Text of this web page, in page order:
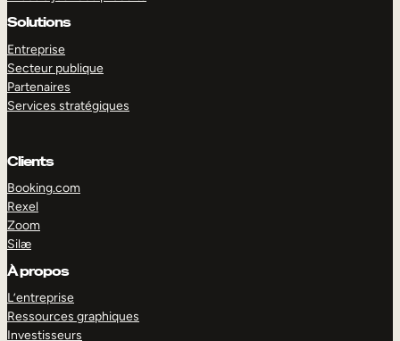
Solutions
Entreprise
Secteur publique
Partenaires
Services stratégiques
Clients
Booking.com
Rexel
Zoom
Silæ
À propos
L’entreprise
Ressources graphiques
Investisseurs